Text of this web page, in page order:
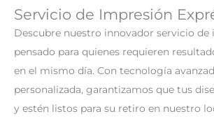
Servicio de Impresión
Descubre nuestro innovador servicio de
pensado para quienes requieren
en el mismo día. Con tecnología
personalizada, garantizamos que tus
y estén listos para su retiro en nuestro